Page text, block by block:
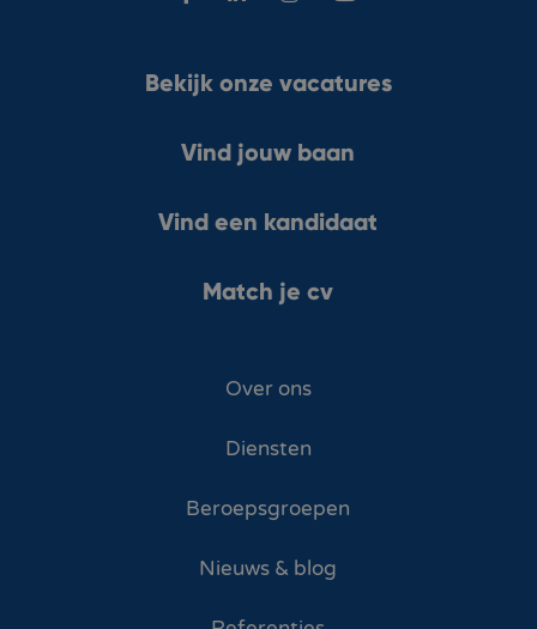
Bekijk onze vacatures
Vind jouw baan
Vind een kandidaat
Match je cv
Over ons
Diensten
Beroepsgroepen
Nieuws & blog